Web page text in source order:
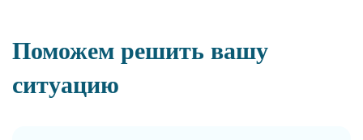
Поможем решить вашу
ситуацию